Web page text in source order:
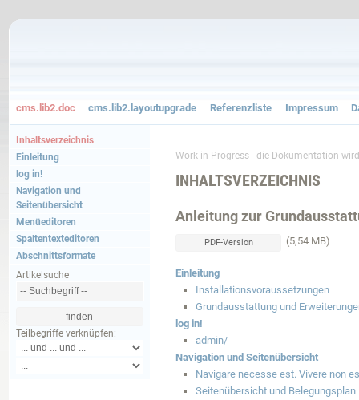
cms.lib2.doc cms.lib2.layoutupgrade Referenzliste Impressum
Inhaltsverzeichnis
Einleitung
log in!
Navigation und
Seitenübersicht
Menüeditoren
Spaltentexteditoren
Abschnittsformate
Artikelsuche
Teilbegriffe verknüpfen:
Work in Progress - die Dokumentation
INHALTSVERZEICHNIS
Anleitung zur
PDF-Version (5,54 MB)
Einleitung
Installationsvoraussetzungen
Grundausstattung und
log in!
admin/
Navigation und Seitenübersicht
Navigare necesse est. Vivere non
Seitenübersicht und Belegungsplan